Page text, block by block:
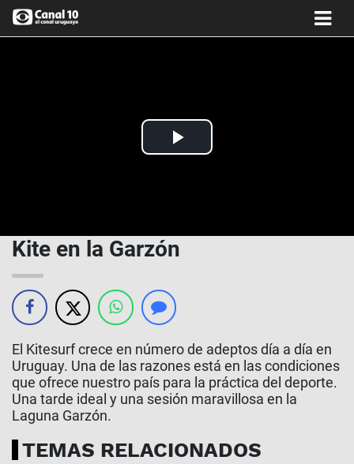
Play
Kite en la Garzón
El Kitesurf crece en número de adeptos día a día en
Uruguay. Una de las razones está en las condiciones
que ofrece nuestro país para la práctica del deporte.
Una tarde ideal y una sesión maravillosa en la
Laguna Garzón.
TEMAS RELACIONADOS